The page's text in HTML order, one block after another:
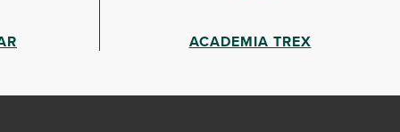
ACADEMIA TREX